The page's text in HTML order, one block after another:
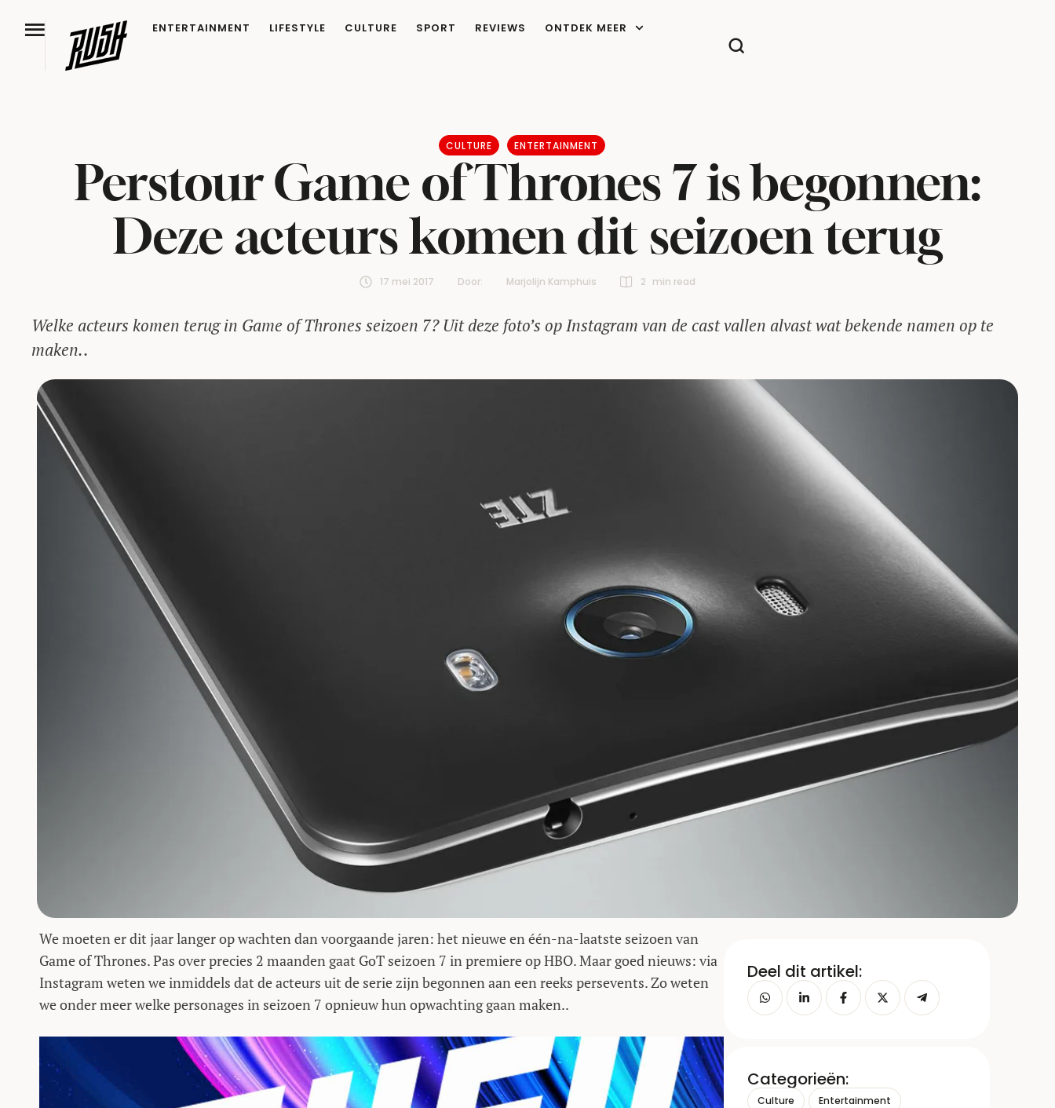
ENTERTAINMENT LIFESTYLE CULTURE SPORT REVIEWS ONTDEK MEER
CULTURE ENTERTAINMENT
Perstour Game of Thrones 7 is begonnen:
Deze acteurs komen dit seizoen terug
17 mei 2017 Door: Marjolijn Kamphuis 2 min read
Welke acteurs komen terug in Game of Thrones seizoen 7? Uit deze foto’s op Instagram van de cast vallen alvast wat bekende namen op te
maken..
We moeten er dit jaar langer op wachten dan voorgaande jaren: het nieuwe en één-na-laatste seizoen van
Game of Thrones. Pas over precies 2 maanden gaat GoT seizoen 7 in premiere op HBO. Maar goed nieuws: via
Instagram weten we inmiddels dat de acteurs uit de serie zijn begonnen aan een reeks persevents. Zo weten
we onder meer welke personages in seizoen 7 opnieuw hun opwachting gaan maken..
Deel dit artikel:
Categorieën:
Culture Entertainment